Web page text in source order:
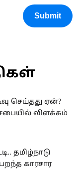
Submit
செய்தது ஏன்?
விளக்கம்
தமிழ்நாடு
காரசார